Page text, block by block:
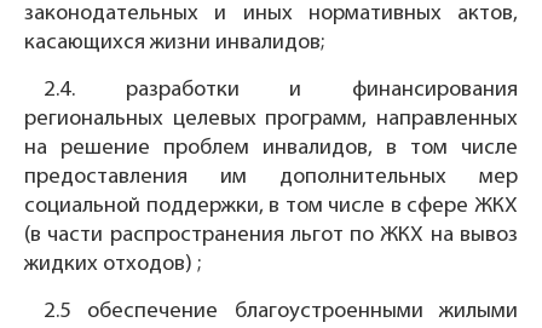
законодательных и иных нормативных актов,
касающихся жизни инвалидов;
2.4. разработки и финансирования
региональных целевых программ, направленных
на решение проблем инвалидов, в том числе
предоставления им дополнительных мер
социальной поддержки, в том числе в сфере ЖКХ
(в части распространения льгот по ЖКХ на вывоз
жидких отходов) ;
2.5 обеспечение благоустроенными жилыми